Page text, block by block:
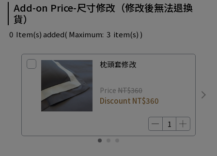
Add-on Price-尺寸修改（修改後無法退換
貨）
0 Item(s) added( Maximum: 3 item(s) )
枕頭套修改
Price NT$360
Discount NT$360